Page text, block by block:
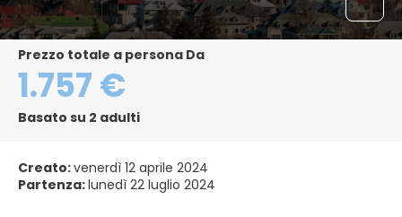
Prezzo totale a persona Da
1.757 €
Basato su 2 adulti
Creato:venerdì 12 aprile 2024
Partenza:lunedì 22 luglio 2024